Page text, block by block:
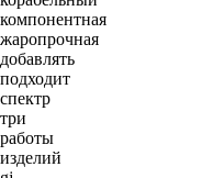
компонентная
жаропрочная
добавлять
подходит
спектр
три
работы
изделий